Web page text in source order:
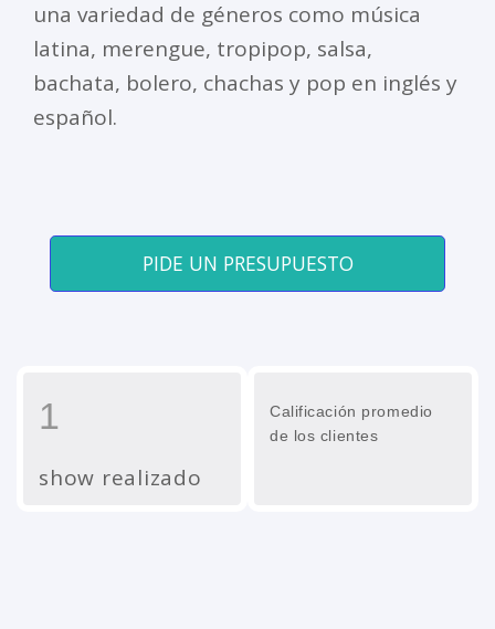
una variedad de géneros como música
latina, merengue, tropipop, salsa,
bachata, bolero, chachas y pop en inglés y
español.
PIDE UN PRESUPUESTO
1
show realizado
Calificación promedio
de los clientes